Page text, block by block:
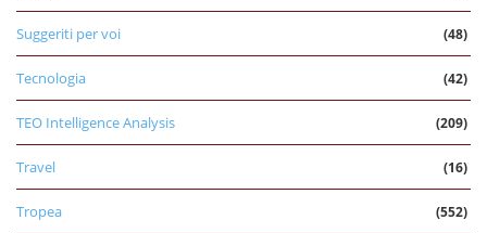
Suggeriti per voi (48)
Tecnologia (42)
TEO Intelligence Analysis (209)
Travel (16)
Tropea (552)